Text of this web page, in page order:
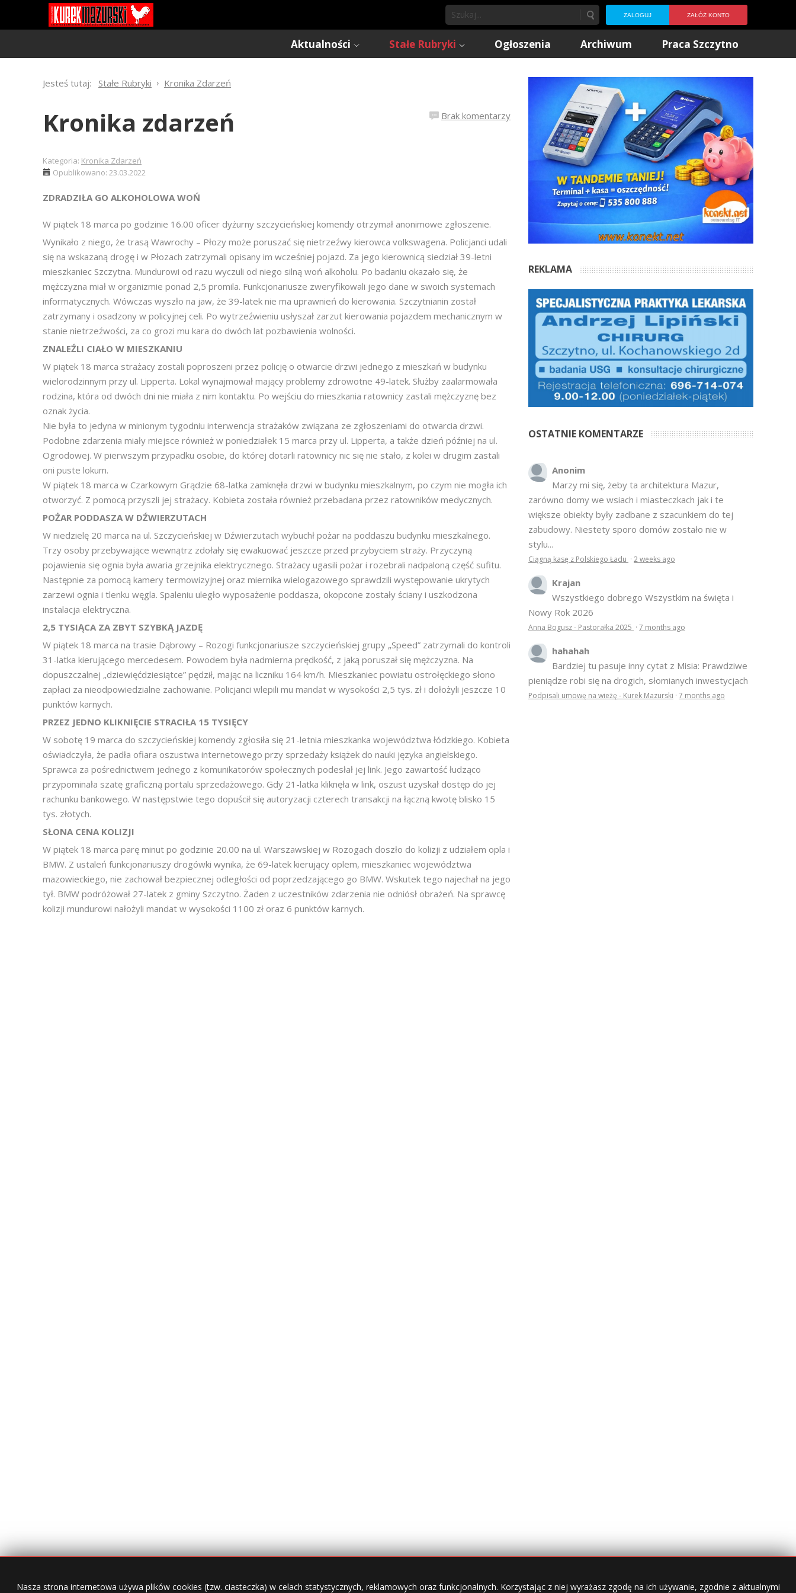
ZALOGUJ ZAŁÓŻ KONTO
Aktualności Stałe Rubryki Ogłoszenia Archiwum Praca Szczytno
Jesteś tutaj: Stałe Rubryki Kronika Zdarzeń
Brak komentarzy
Kronika zdarzeń
Kategoria: Kronika Zdarzeń
Opublikowano: 23.03.2022
ZDRADZIŁA GO ALKOHOLOWA WOŃ
W piątek 18 marca po godzinie 16.00 oficer dyżurny szczycieńskiej komendy otrzymał anonimowe zgłoszenie.
Wynikało z niego, że trasą Wawrochy – Płozy może poruszać się nietrzeźwy kierowca volkswagena. Policjanci udali
się na wskazaną drogę i w Płozach zatrzymali opisany im wcześniej pojazd. Za jego kierownicą siedział 39-letni
mieszkaniec Szczytna. Mundurowi od razu wyczuli od niego silną woń alkoholu. Po badaniu okazało się, że
mężczyzna miał w organizmie ponad 2,5 promila. Funkcjonariusze zweryfikowali jego dane w swoich systemach
informatycznych. Wówczas wyszło na jaw, że 39-latek nie ma uprawnień do kierowania. Szczytnianin został
zatrzymany i osadzony w policyjnej celi. Po wytrzeźwieniu usłyszał zarzut kierowania pojazdem mechanicznym w
stanie nietrzeźwości, za co grozi mu kara do dwóch lat pozbawienia wolności.
ZNALEŹLI CIAŁO W MIESZKANIU
W piątek 18 marca strażacy zostali poproszeni przez policję o otwarcie drzwi jednego z mieszkań w budynku
wielorodzinnym przy ul. Lipperta. Lokal wynajmował mający problemy zdrowotne 49-latek. Służby zaalarmowała
rodzina, która od dwóch dni nie miała z nim kontaktu. Po wejściu do mieszkania ratownicy zastali mężczyznę bez
oznak życia.
Nie była to jedyna w minionym tygodniu interwencja strażaków związana ze zgłoszeniami do otwarcia drzwi.
Podobne zdarzenia miały miejsce również w poniedziałek 15 marca przy ul. Lipperta, a także dzień później na ul.
Ogrodowej. W pierwszym przypadku osobie, do której dotarli ratownicy nic się nie stało, z kolei w drugim zastali
oni puste lokum.
W piątek 18 marca w Czarkowym Grądzie 68-latka zamknęła drzwi w budynku mieszkalnym, po czym nie mogła ich
otworzyć. Z pomocą przyszli jej strażacy. Kobieta została również przebadana przez ratowników medycznych.
POŻAR PODDASZA W DŹWIERZUTACH
W niedzielę 20 marca na ul. Szczycieńskiej w Dźwierzutach wybuchł pożar na poddaszu budynku mieszkalnego.
Trzy osoby przebywające wewnątrz zdołały się ewakuować jeszcze przed przybyciem straży. Przyczyną
pojawienia się ognia była awaria grzejnika elektrycznego. Strażacy ugasili pożar i rozebrali nadpaloną część sufitu.
Następnie za pomocą kamery termowizyjnej oraz miernika wielogazowego sprawdzili występowanie ukrytych
zarzewi ognia i tlenku węgla. Spaleniu uległo wyposażenie poddasza, okopcone zostały ściany i uszkodzona
instalacja elektryczna.
2,5 TYSIĄCA ZA ZBYT SZYBKĄ JAZDĘ
W piątek 18 marca na trasie Dąbrowy – Rozogi funkcjonariusze szczycieńskiej grupy „Speed” zatrzymali do kontroli
31-latka kierującego mercedesem. Powodem była nadmierna prędkość, z jaką poruszał się mężczyzna. Na
dopuszczalnej „dziewięćdziesiątce” pędził, mając na liczniku 164 km/h. Mieszkaniec powiatu ostrołęckiego słono
zapłaci za nieodpowiedzialne zachowanie. Policjanci wlepili mu mandat w wysokości 2,5 tys. zł i dołożyli jeszcze 10
punktów karnych.
PRZEZ JEDNO KLIKNIĘCIE STRACIŁA 15 TYSIĘCY
W sobotę 19 marca do szczycieńskiej komendy zgłosiła się 21-letnia mieszkanka województwa łódzkiego. Kobieta
oświadczyła, że padła ofiara oszustwa internetowego przy sprzedaży książek do nauki języka angielskiego.
Sprawca za pośrednictwem jednego z komunikatorów społecznych podesłał jej link. Jego zawartość łudząco
przypominała szatę graficzną portalu sprzedażowego. Gdy 21-latka kliknęła w link, oszust uzyskał dostęp do jej
rachunku bankowego. W następstwie tego dopuścił się autoryzacji czterech transakcji na łączną kwotę blisko 15
tys. złotych.
SŁONA CENA KOLIZJI
W piątek 18 marca parę minut po godzinie 20.00 na ul. Warszawskiej w Rozogach doszło do kolizji z udziałem opla i
BMW. Z ustaleń funkcjonariuszy drogówki wynika, że 69-latek kierujący oplem, mieszkaniec województwa
mazowieckiego, nie zachował bezpiecznej odległości od poprzedzającego go BMW. Wskutek tego najechał na jego
tył. BMW podróżował 27-latek z gminy Szczytno. Żaden z uczestników zdarzenia nie odniósł obrażeń. Na sprawcę
kolizji mundurowi nałożyli mandat w wysokości 1100 zł oraz 6 punktów karnych.
REKLAMA
OSTATNIE KOMENTARZE
Anonim
Marzy mi się, żeby ta architektura Mazur,
zarówno domy we wsiach i miasteczkach jak i te
większe obiekty były zadbane z szacunkiem do tej
zabudowy. Niestety sporo domów zostało nie w
stylu...
Ciągną kasę z Polskiego Ładu · 2 weeks ago
Krajan
Wszystkiego dobrego Wszystkim na święta i
Nowy Rok 2026
Anna Bogusz - Pastorałka 2025 · 7 months ago
hahahah
Bardziej tu pasuje inny cytat z Misia: Prawdziwe
pieniądze robi się na drogich, słomianych inwestycjach
Podpisali umowę na wieżę - Kurek Mazurski · 7 months ago
Nasza strona internetowa używa plików cookies (tzw. ciasteczka) w celach statystycznych, reklamowych oraz funkcjonalnych. Korzystając z niej wyrażasz zgodę na ich używanie, zgodnie z aktualnymi